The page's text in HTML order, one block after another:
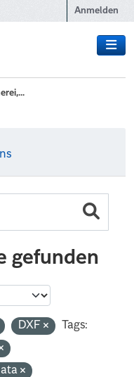
Anmelden
gefunden
DXF
Tags: